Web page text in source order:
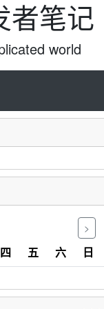
者笔记
world
>
四 五 六 日